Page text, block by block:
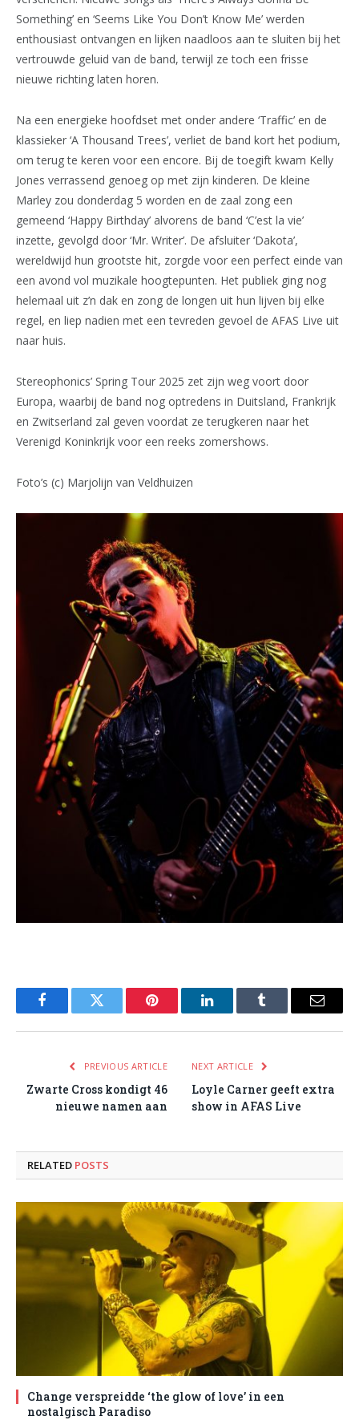
Something’ en ‘Seems Like You Don’t Know Me’ werden
enthousiast ontvangen en lijken naadloos aan te sluiten bij het
vertrouwde geluid van de band, terwijl ze toch een frisse
nieuwe richting laten horen.
Na een energieke hoofdset met onder andere ‘Traffic’ en de
klassieker ‘A Thousand Trees’, verliet de band kort het podium,
om terug te keren voor een encore. Bij de toegift kwam Kelly
Jones verrassend genoeg op met zijn kinderen. De kleine
Marley zou donderdag 5 worden en de zaal zong een
gemeend ‘Happy Birthday’ alvorens de band ‘C’est la vie’
inzette, gevolgd door ‘Mr. Writer’. De afsluiter ‘Dakota’,
wereldwijd hun grootste hit, zorgde voor een perfect einde van
een avond vol muzikale hoogtepunten. Het publiek ging nog
helemaal uit z’n dak en zong de longen uit hun lijven bij elke
regel, en liep nadien met een tevreden gevoel de AFAS Live uit
naar huis.
Stereophonics’ Spring Tour 2025 zet zijn weg voort door
Europa, waarbij de band nog optredens in Duitsland, Frankrijk
en Zwitserland zal geven voordat ze terugkeren naar het
Verenigd Koninkrijk voor een reeks zomershows.
Foto’s (c) Marjolijn van Veldhuizen
FacebookTwitter Pinterest LinkedInTumblr Email
PREVIOUS ARTICLE
Zwarte Cross kondigt 46
nieuwe namen aan
NEXT ARTICLE
Loyle Carner geeft extra
show in AFAS Live
RELATED POSTS
Change verspreidde ‘the glow of love’ in een
nostalgisch Paradiso